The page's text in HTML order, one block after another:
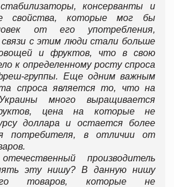
консерванты и
свойства, которые мог бы
от его употребления,
с этим люди стали больше
и фруктов, что в свою
к определенному росту спроса
группы. Еще одним важным
спроса является то, что на
много выращивается
цена на которые не
доллара и остается более
потребителя, в отличии от
производитель
эту нишу? В данную нишу
товаров, которые не